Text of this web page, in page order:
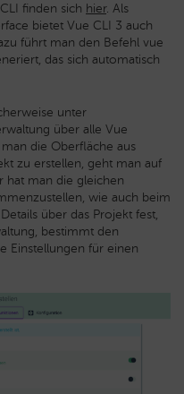
finden sich hier. Als
bietet Vue CLI 3 auch
führt man den Befehl vue
das sich automatisch
unter
über alle Vue
die Oberfläche aus
zu erstellen, geht man auf
hat man die gleichen
wie auch beim
über das Projekt fest,
bestimmt den
Einstellungen für einen